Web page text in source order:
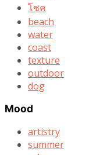
โชค
beach
water
coast
texture
outdoor
dog
Mood
artistry
summer